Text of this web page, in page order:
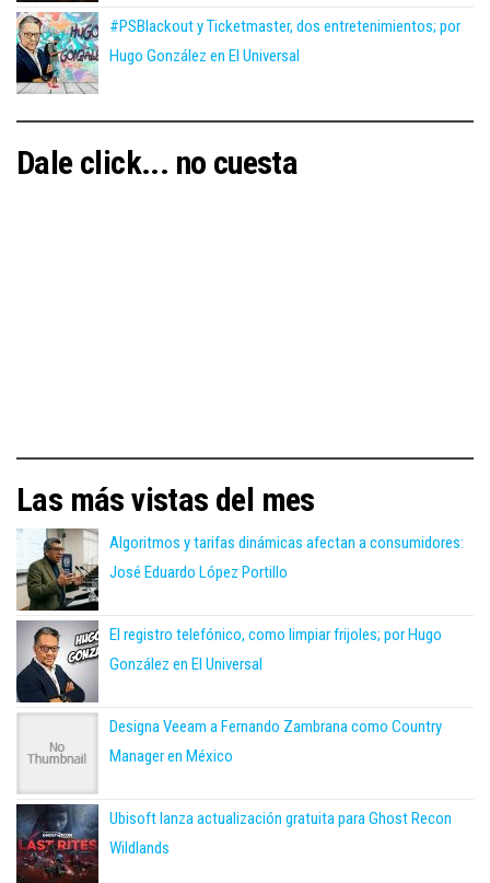
#PSBlackout y Ticketmaster, dos entretenimientos; por
Hugo González en El Universal
Dale click... no cuesta
Las más vistas del mes
Algoritmos y tarifas dinámicas afectan a consumidores:
José Eduardo López Portillo
El registro telefónico, como limpiar frijoles; por Hugo
González en El Universal
Designa Veeam a Fernando Zambrana como Country
Manager en México
Ubisoft lanza actualización gratuita para Ghost Recon
Wildlands